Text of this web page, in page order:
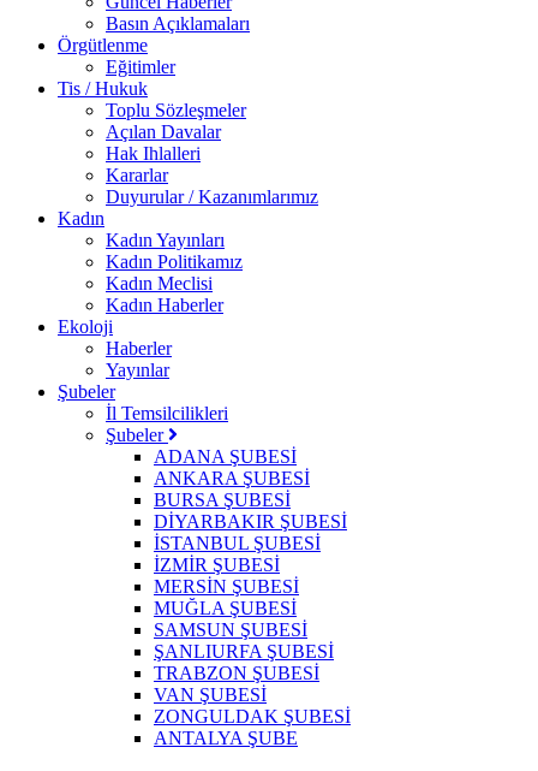
Basın Açıklamaları
Örgütlenme
Eğitimler
Tis / Hukuk
Toplu Sözleşmeler
Açılan Davalar
Hak Ihlalleri
Kararlar
Duyurular / Kazanımlarımız
Kadın
Kadın Yayınları
Kadın Politikamız
Kadın Meclisi
Kadın Haberler
Ekoloji
Haberler
Yayınlar
Şubeler
İl Temsilcilikleri
Şubeler
ADANA ŞUBESİ
ANKARA ŞUBESİ
BURSA ŞUBESİ
DİYARBAKIR ŞUBESİ
İSTANBUL ŞUBESİ
İZMİR ŞUBESİ
MERSİN ŞUBESİ
MUĞLA ŞUBESİ
SAMSUN ŞUBESİ
ŞANLIURFA ŞUBESİ
TRABZON ŞUBESİ
VAN ŞUBESİ
ZONGULDAK ŞUBESİ
ANTALYA ŞUBE